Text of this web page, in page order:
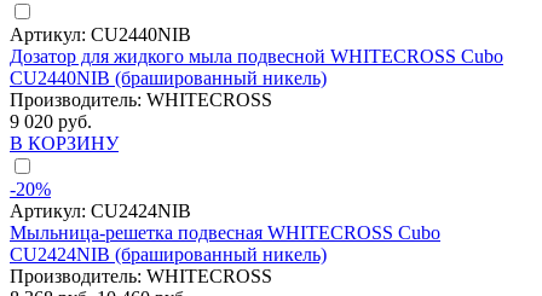
Артикул: CU2440NIB
Дозатор для жидкого мыла подвесной WHITECROSS Cubo
CU2440NIB (брашированный никель)
Производитель: WHITECROSS
9 020 руб.
В КОРЗИНУ
-20%
Артикул: CU2424NIB
Мыльница-решетка подвесная WHITECROSS Cubo
CU2424NIB (брашированный никель)
Производитель: WHITECROSS